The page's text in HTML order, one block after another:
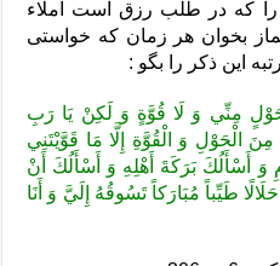
را که در طلب رزق است املاء
بخوان هر زمان که خواستی
این ذکر را بگو :
مِنِّي وَ لَا قُوَّةٍ وَ لَكِنْ يَا رَبِ‏
الْحَوْلِ وَ الْقُوَّةِ إِلَّا مَا قَوَّيْتَنِي
وَ أَسْأَلُكَ بَرَكَةَ أَهْلِهِ وَ أَسْأَلُكَ أَنْ
طَيِّباً مُبَارَكاً تَسُوقُهُ إِلَيَّ وَ أَنَا